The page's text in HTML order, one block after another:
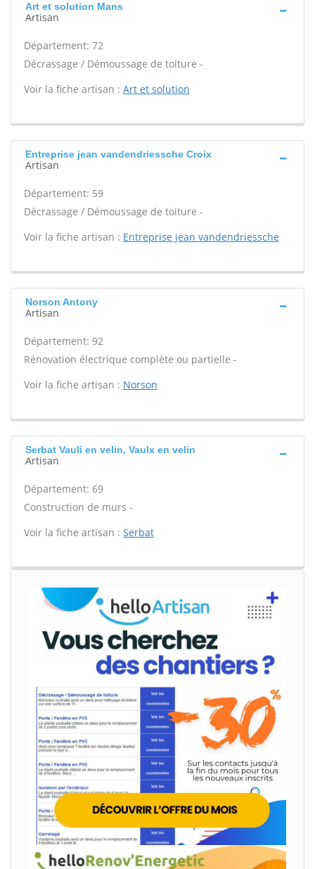
Art et solution Mans
Artisan
Département: 72
Décrassage / Démoussage de toiture -
Voir la fiche artisan : Art et solution
Entreprise jean vandendriessche Croix
Artisan
Département: 59
Décrassage / Démoussage de toiture -
Voir la fiche artisan : Entreprise jean vandendriessche
Norson Antony
Artisan
Département: 92
Rénovation électrique complète ou partielle -
Voir la fiche artisan : Norson
Serbat Vauli en velin, Vaulx en velin
Artisan
Département: 69
Construction de murs -
Voir la fiche artisan : Serbat